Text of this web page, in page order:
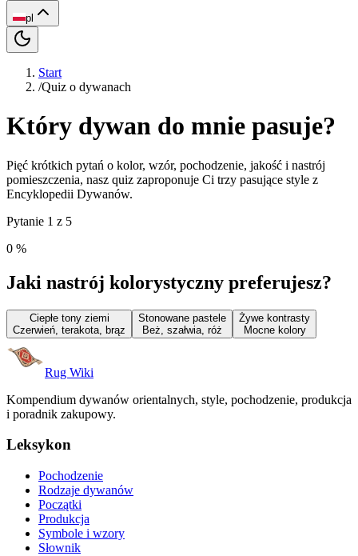
pl
Start
/Quiz o dywanach
Który dywan do mnie pasuje?
Pięć krótkich pytań o kolor, wzór, pochodzenie, jakość i nastrój
pomieszczenia, nasz quiz zaproponuje Ci trzy pasujące style z
Encyklopedii Dywanów.
Pytanie 1 z 5
0 %
Jaki nastrój kolorystyczny preferujesz?
Ciepłe tony ziemi
Czerwień, terakota, brąz
Stonowane pastele
Beż, szałwia, róż
Żywe kontrasty
Mocne kolory
Rug Wiki
Kompendium dywanów orientalnych, style, pochodzenie, produkcja
i poradnik zakupowy.
Leksykon
Pochodzenie
Rodzaje dywanów
Początki
Produkcja
Symbole i wzory
Słownik